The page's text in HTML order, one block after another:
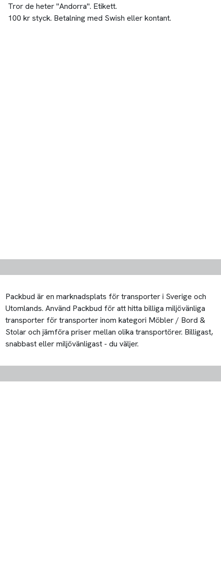
Tror de heter "Andorra". Etikett.
100 kr styck. Betalning med Swish eller kontant.
Packbud är en marknadsplats för transporter i Sverige och
Utomlands. Använd Packbud för att hitta billiga miljövänliga
transporter för transporter inom kategori Möbler / Bord &
Stolar och jämföra priser mellan olika transportörer. Billigast,
snabbast eller miljövänligast - du väljer.